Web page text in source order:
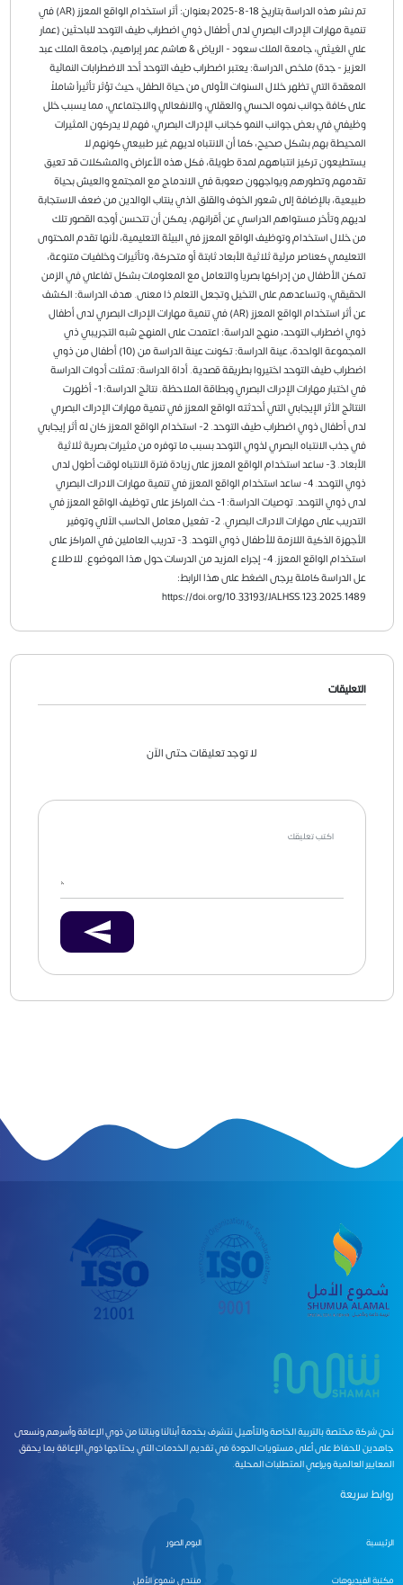
تم نشر هذه الدراسة بتاريخ 18-8-2025 بعنوان: أثر استخدام الواقع المعزز (AR) في
تنمية مهارات الإدراك البصري لدى أطفال ذوي اضطراب طيف التوحد للباحثين (عمار
علي الغيثي، جامعة الملك سعود - الرياض & هاشم عمر إبراهيم، جامعة الملك عبد
العزيز - جدة) ملخص الدراسة: يعتبر اضطراب طيف التوحد أحد الاضطرابات النمائية
المعقدة التي تظهر خلال السنوات الأولى من حياة الطفل، حيث تؤثر تأثيراً شاملاً
على كافة جوانب نموه الحسي والعقلي، والانفعالي والاجتماعي، مما يسبب خلل
وظيفي في بعض جوانب النمو كجانب الإدراك البصري، فهم لا يدركون المثيرات
المحيطة بهم بشكل صحيح، كما أن الانتباه لديهم غير طبيعي كونهم لا
يستطيعون تركيز انتباههم لمدة طويلة، فكل هذه الأعراض والمشكلات قد تعيق
تقدمهم وتطورهم ويواجهون صعوبة في الاندماج مع المجتمع والعيش بحياة
طبيعية، بالإضافة إلى شعور الخوف والقلق الذي ينتاب الوالدين من ضعف الاستجابة
لديهم وتأخر مستواهم الدراسي عن أقرانهم، يمكن أن تتحسن أوجه القصور تلك
من خلال استخدام وتوظيف الواقع المعزز في البيئة التعليمية، لأنها تقدم المحتوى
التعليمي كعناصر مرئية ثلاثية الأبعاد ثابتة أو متحركة، وتأثيرات وخلفيات متنوعة،
تمكن الأطفال من إدراكها بصرياً والتعامل مع المعلومات بشكل تفاعلي في الزمن
الحقيقي، وتساعدهم على التخيل وتجعل التعلم ذا معنى. هدف الدراسة: الكشف
عن أثر استخدام الواقع المعزز (AR) في تنمية مهارات الإدراك البصري لدى أطفال
ذوي اضطراب التوحد، منهج الدراسة: اعتمدت على المنهج شبه التجريبي ذي
المجموعة الواحدة، عينة الدراسة: تكونت عينة الدراسة من (10) أطفال من ذوي
اضطراب طيف التوحد اختيروا بطريقة قصدية. أداة الدراسة: تمثلت أدوات الدراسة
في اختبار مهارات الإدراك البصري وبطاقة الملاحظة. نتائج الدراسة: 1- أظهرت
النتائج الأثر الإيجابي التي أحدثته الواقع المعزز في تنمية مهارات الإدراك البصري
لدى أطفال ذوي اضطراب طيف التوحد. 2- استخدام الواقع المعزز كان له أثر إيجابي
في جذب الانتباه البصري لذوي التوحد بسبب ما توفره من مثيرات بصرية ثلاثية
الأبعاد. 3- ساعد استخدام الواقع المعزز على زيادة فترة الانتباه لوقت أطول لدى
ذوي التوحد. 4- ساعد استخدام الواقع المعزز في تنمية مهارات الادراك البصري
لدى ذوي التوحد. توصيات الدراسة: 1- حث المراكز على توظيف الواقع المعزز في
التدريب على مهارات الادراك البصري. 2- تفعيل معامل الحاسب الآلي وتوفير
الأجهزة الذكية اللازمة للأطفال ذوي التوحد. 3- تدريب العاملين في المراكز على
استخدام الواقع المعزز. 4- إجراء المزيد من الدرسات حول هذا الموضوع. للاطلاع
عل الدراسة كاملة يرجى الضغط على هذا الرابط:
https://doi.org/10.33193/JALHSS.123.2025.1489
التعليقات
لا توجد تعليقات حتى الآن
نحن شركة مختصة بالتربية الخاصة والتأهيل نتشرف بخدمة أبنائنا وبناتنا من ذوي الإعاقة وأسرهم ونسعى
جاهدين للحفاظ على أعلى مستويات الجودة في تقديم الخدمات التي يحتاجها ذوي الإعاقة بما يحقق
المعايير العالمية ويراعي المتطلبات المحلية.
روابط سريعة
الرئيسية البوم الصور
مكتبة الفيديوهات منتدى شموع الأمل